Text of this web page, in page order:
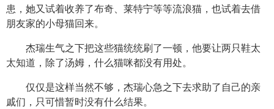
患，她又试着收养了布奇、莱特宁等等流浪猫，也试着去借
朋友家的小母猫回来。
杰瑞生气之下把这些猫统统刷了一顿，他要让两只鞋太
太知道，除了汤姆，什么猫咪都没有用处。
仅仅是这样当然不够，杰瑞心急之下去求助了自己的亲
戚们，只可惜暂时没有什么结果。